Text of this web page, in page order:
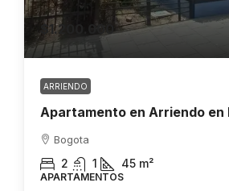
$1.200.000
ARRIENDO
Apartamento en Arriendo en
Bogota
2 1 45 m²
APARTAMENTOS